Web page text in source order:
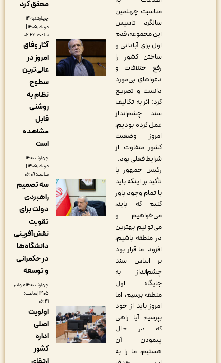
مناسبت چهلمین
سالگرد تاسیس
این مجموعه، قدم
اول برای آبادانی و
ساختن کشور را
رفع اختلافات و
دعواهای بی‌مورد
دانست و تصریح
کرد: اگر به تکالیف
سند چشم‌انداز
عمل کرده بودیم،
امروز وضعیت
کشور متفاوت از
شرایط فعلی بود.
رئیس جمهور با
تأکید بر اینکه باید
با تمام وجود باور
کنیم که باید،
می‌خواهیم و
می‌توانیم بهترین
در منطقه باشیم،
افزود: ما قرار بود
بر اساس سند
چشم‌انداز به
جایگاه اول
منطقه برسیم، اما
امروز باید از خود
بپرسیم آیا راهی
که در حال
پیمودن آن
هستیم، ما را به
محقق کرد
چهارشنبه ۱۴
مرداد, ۱۴۰۵ |
آثار وفاق
امروز در
عالی‌ترین
نظام به
مشاهده
چهارشنبه ۱۴
مرداد, ۱۴۰۵ |
سه تصمیم
راهبردی
دولت برای
نقش‌آفرینی
دانشگاه‌ها
در حکمرانی
و توسعه
چهارشنبه ۱۴ مرداد,
۱۴۰۵ | ساعت:
اولویت
اصلی
اداره